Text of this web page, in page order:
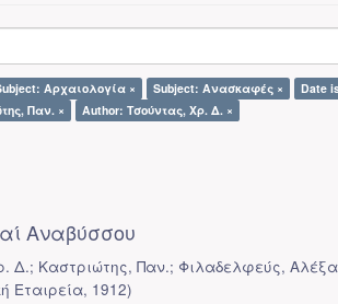
Αρχαιολογία × Subject: Ανασκαφές ×
Date
Παν. × Author: Τσούντας, Χρ. Δ. ×
Αναβύσσου
Δ.; Καστριώτης, Παν.; Φιλαδελφεύς,
Εταιρεία, 1912)